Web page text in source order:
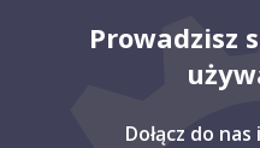
Prowadzisz
Dołącz do